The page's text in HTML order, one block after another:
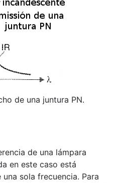
de una juntura PN.
de una lámpara
en este caso está
sola frecuencia. Para